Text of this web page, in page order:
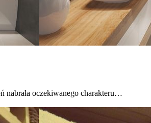
nabrała oczekiwanego charakteru…